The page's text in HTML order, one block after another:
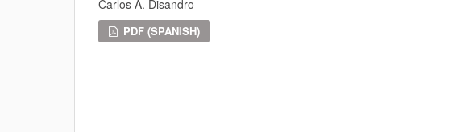
Carlos A. Disandro
PDF (SPANISH)